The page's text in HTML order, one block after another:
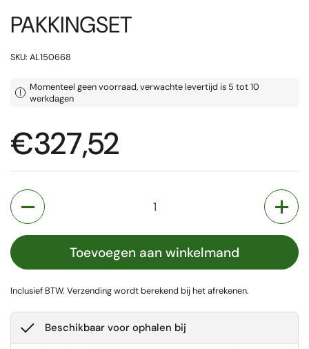
PAKKINGSET
SKU: AL150668
Momenteel geen voorraad, verwachte levertijd is 5 tot 10
werkdagen
Prijs:
€327,52
Aantal
Toevoegen aan winkelmand
Inclusief BTW. Verzendingwordt berekend bij het afrekenen.
Beschikbaar voor ophalen bij